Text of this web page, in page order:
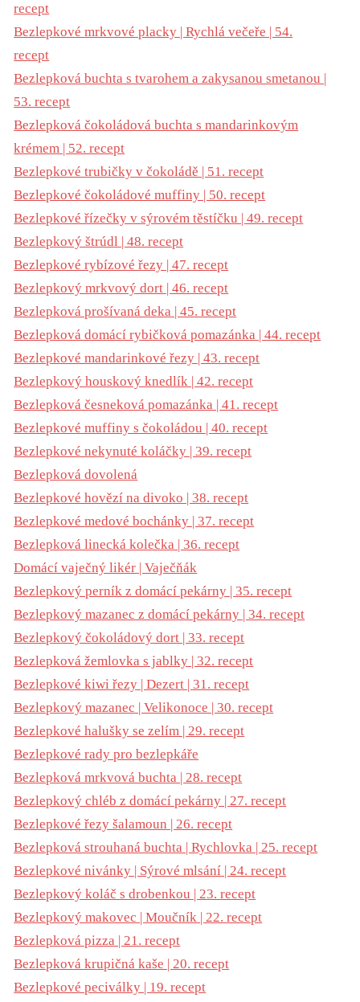
recept
Bezlepkové mrkvové placky | Rychlá večeře | 54.
recept
Bezlepková buchta s tvarohem a zakysanou smetanou |
53. recept
Bezlepková čokoládová buchta s mandarinkovým
krémem | 52. recept
Bezlepkové trubičky v čokoládě | 51. recept
Bezlepkové čokoládové muffiny | 50. recept
Bezlepkové řízečky v sýrovém těstíčku | 49. recept
Bezlepkový štrúdl | 48. recept
Bezlepkové rybízové řezy | 47. recept
Bezlepkový mrkvový dort | 46. recept
Bezlepková prošívaná deka | 45. recept
Bezlepková domácí rybičková pomazánka | 44. recept
Bezlepkové mandarinkové řezy | 43. recept
Bezlepkový houskový knedlík | 42. recept
Bezlepková česneková pomazánka | 41. recept
Bezlepkové muffiny s čokoládou | 40. recept
Bezlepkové nekynuté koláčky | 39. recept
Bezlepková dovolená
Bezlepkové hovězí na divoko | 38. recept
Bezlepkové medové bochánky | 37. recept
Bezlepková linecká kolečka | 36. recept
Domácí vaječný likér | Vaječňák
Bezlepkový perník z domácí pekárny | 35. recept
Bezlepkový mazanec z domácí pekárny | 34. recept
Bezlepkový čokoládový dort | 33. recept
Bezlepková žemlovka s jablky | 32. recept
Bezlepkové kiwi řezy | Dezert | 31. recept
Bezlepkový mazanec | Velikonoce | 30. recept
Bezlepkové halušky se zelím | 29. recept
Bezlepkové rady pro bezlepkáře
Bezlepková mrkvová buchta | 28. recept
Bezlepkový chléb z domácí pekárny | 27. recept
Bezlepkové řezy šalamoun | 26. recept
Bezlepková strouhaná buchta | Rychlovka | 25. recept
Bezlepkové nivánky | Sýrové mlsání | 24. recept
Bezlepkový koláč s drobenkou | 23. recept
Bezlepkový makovec | Moučník | 22. recept
Bezlepková pizza | 21. recept
Bezlepková krupičná kaše | 20. recept
Bezlepkové peciválky | 19. recept